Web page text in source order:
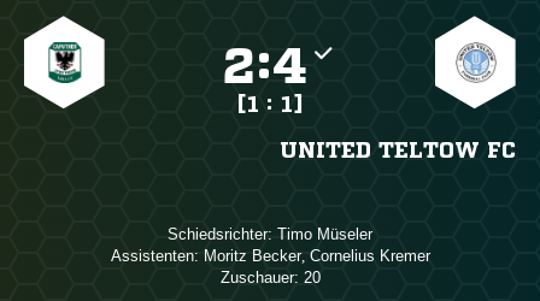
:
[1 : 1]
UNITED TELTOW FC
Schiedsrichter:  
Assistenten:  ,  
Zuschauer: 20